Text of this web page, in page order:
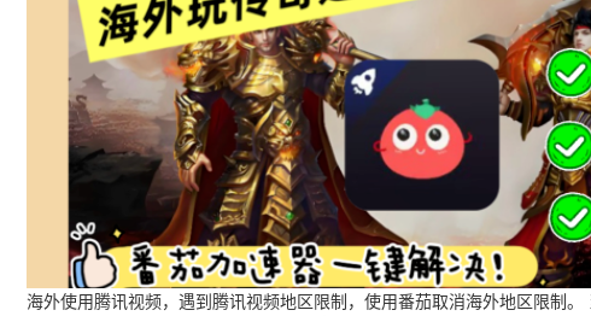
海外使用腾讯视频，遇到腾讯视频地区限制，使用番茄取消海外地区限制